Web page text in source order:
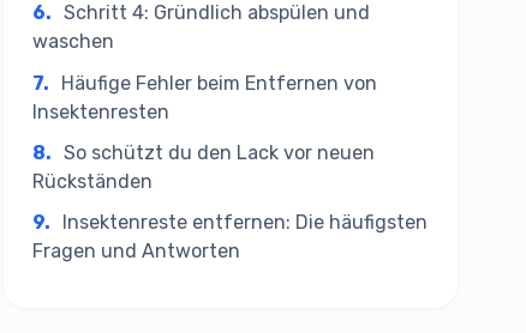
6. Schritt 4: Gründlich abspülen und
waschen
7.
Häufige Fehler beim Entfernen von
Insektenresten
8. So schützt du den Lack vor neuen
Rückständen
9.
Insektenreste entfernen: Die häufigsten
Fragen und Antworten